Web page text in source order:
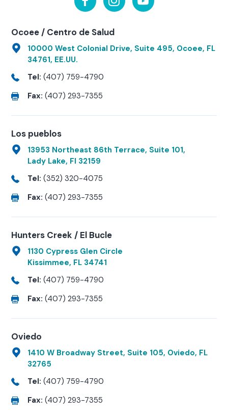
Ocoee / Centro de Salud
10000 West Colonial Drive, Suite 495, Ocoee, FL
34761, EE.UU.
Tel: (407) 759-4790
Fax: (407) 293-7355
Los pueblos
13953 Northeast 86th Terrace, Suite 101,
Lady Lake, Fl 32159
Tel: (352) 320-4075
Fax: (407) 293-7355
Hunters Creek / El Bucle
1130 Cypress Glen Circle
Kissimmee, FL 34741
Tel: (407) 759-4790
Fax: (407) 293-7355
Oviedo
1410 W Broadway Street, Suite 105, Oviedo, FL
32765
Tel: (407) 759-4790
Fax: (407) 293-7355